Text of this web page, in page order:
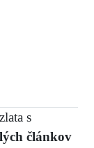
s
článkov